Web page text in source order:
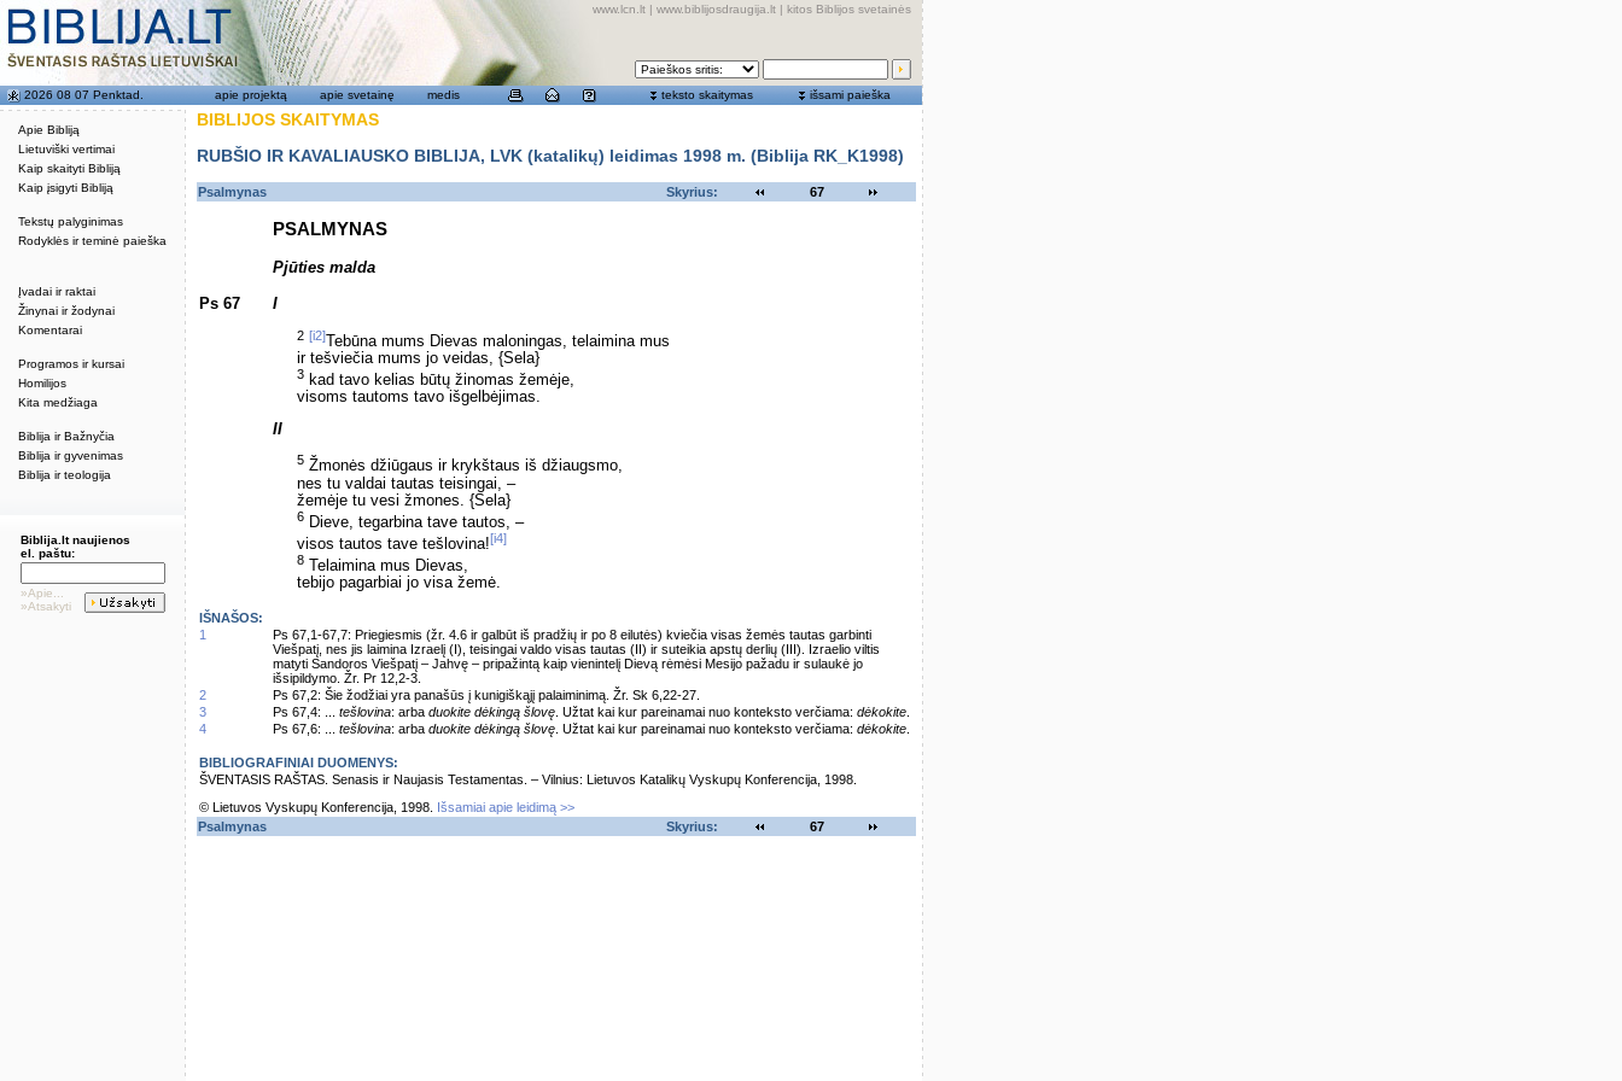
Apie Bibliją
Lietuviški vertimai
Kaip skaityti Bibliją
Kaip įsigyti Bibliją
Tekstų palyginimas
Rodyklės ir teminė paieška
Įvadai ir raktai
Žinynai ir žodynai
Komentarai
Programos ir kursai
Homilijos
Kita medžiaga
Biblija ir Bažnyčia
Biblija ir gyvenimas
Biblija ir teologija
www.lcn.lt | www.biblijosdraugija.lt | kitos Biblijos svetainės
2026 08 07 Penktad. apie projektą apie svetainę medis teksto skaitymas išsami paieška
Biblija.lt naujienos
el. paštu:
»Apie...
»Atsakyti
BIBLIJOS SKAITYMAS
RUBŠIO IR KAVALIAUSKO BIBLIJA, LVK (katalikų) leidimas 1998 m. (Biblija RK_K1998)
Psalmynas Skyrius: 67
PSALMYNAS
Pjūties malda
Ps 67 I
2 [i2]Tebūna mums Dievas maloningas, telaimina mus
ir tešviečia mums jo veidas, {Sela}
3 kad tavo kelias būtų žinomas žemėje,
visoms tautoms tavo išgelbėjimas.
II
5 Žmonės džiūgaus ir krykštaus iš džiaugsmo,
nes tu valdai tautas teisingai, –
žemėje tu vesi žmones. {Sela}
6 Dieve, tegarbina tave tautos, –
visos tautos tave tešlovina![i4]
8 Telaimina mus Dievas,
tebijo pagarbiai jo visa žemė.
IŠNAŠOS:
1
Ps 67,1-67,7: Priegiesmis (žr. 4.6 ir galbūt iš pradžių ir po 8 eilutės) kviečia visas žemės tautas garbinti
Viešpatį, nes jis laimina Izraelį (I), teisingai valdo visas tautas (II) ir suteikia apstų derlių (III). Izraelio viltis
matyti Sandoros Viešpatį – Jahvę – pripažintą kaip vienintelį Dievą rėmėsi Mesijo pažadu ir sulaukė jo
išsipildymo. Žr. Pr 12,2-3.
2
Ps 67,2: Šie žodžiai yra panašūs į kunigiškąjį palaiminimą. Žr. Sk 6,22-27.
3
Ps 67,4: ... tešlovina: arba duokite dėkingą šlovę . Užtat kai kur pareinamai nuo konteksto verčiama: dėkokite
4
Ps 67,6: ... tešlovina: arba duokite dėkingą šlovę . Užtat kai kur pareinamai nuo konteksto verčiama: dėkokite
BIBLIOGRAFINIAI DUOMENYS:
ŠVENTASIS RAŠTAS. Senasis ir Naujasis Testamentas. – Vilnius: Lietuvos Katalikų Vyskupų Konferencija, 1998.
© Lietuvos Vyskupų Konferencija, 1998.
Išsamiai apie leidimą >>
Psalmynas
Skyrius: 67